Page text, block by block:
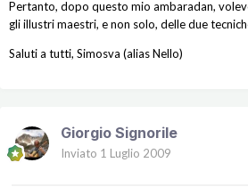
Pertanto, dopo questo mio ambaradan,
gli illustri maestri, e non solo, delle due
Saluti a tutti, Simosva (alias Nello)
Giorgio Signorile
Inviato 1 Luglio 2009